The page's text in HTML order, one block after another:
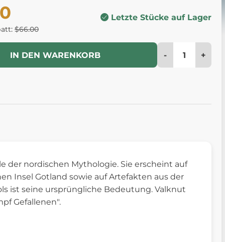
$66.00
Letzte Stücke auf Lager
IN DEN WARENKORB - +
nordischen Mythologie. Sie erscheint auf
Insel Gotland sowie auf Artefakten aus der
ist seine ursprüngliche Bedeutung. Valknut
Gefallenen".